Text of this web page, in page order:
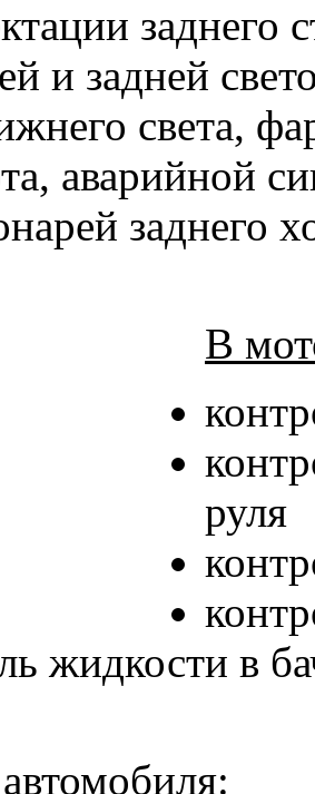
заднего
и задней
света,
аварийной
заднего
В
руля
жидкости в